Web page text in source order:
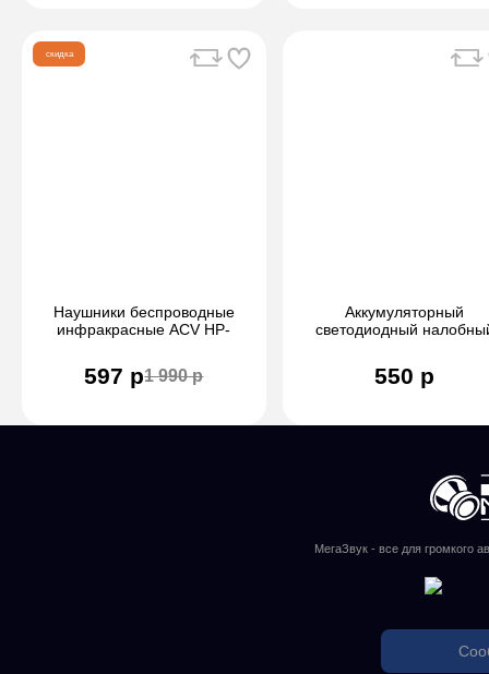
Наушники беспроводные
инфракрасные ACV HP-
597 р1 990 р
скидка
Аккумуляторный
светодиодный
550 р
МегаЗвук - все для громкого